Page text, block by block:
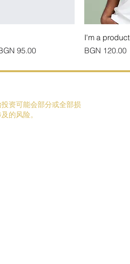
銷價格
95.00
I'm a product
價格
BGN 120.00
资可能会部分或全部损
的风险。